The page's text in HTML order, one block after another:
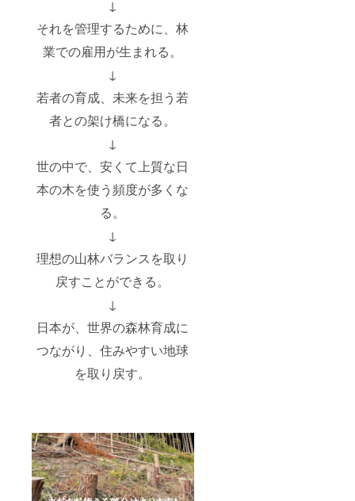
↓
それを管理するために、林
業での雇用が生まれる。
↓
若者の育成、未来を担う若
者との架け橋になる。
↓
世の中で、安くて上質な日
本の木を使う頻度が多くな
る。
↓
理想の山林バランスを取り
戻すことができる。
↓
日本が、世界の森林育成に
つながり、住みやすい地球
を取り戻す。